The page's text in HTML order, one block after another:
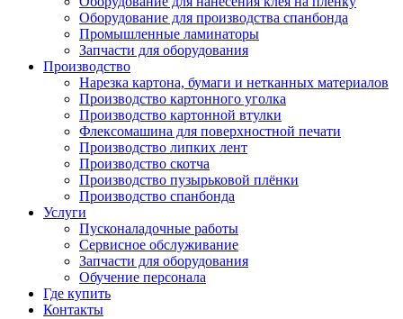
Оборудование для производства спанбонда
Промышленные ламинаторы
Запчасти для оборудования
Производство
Нарезка картона, бумаги и нетканных материалов
Производство картонного уголка
Производство картонной втулки
Флексомашина для поверхностной печати
Производство липких лент
Производство скотча
Производство пузырьковой плёнки
Производство спанбонда
Услуги
Пусконаладочные работы
Сервисное обслуживание
Запчасти для оборудования
Обучение персонала
Где купить
Контакты